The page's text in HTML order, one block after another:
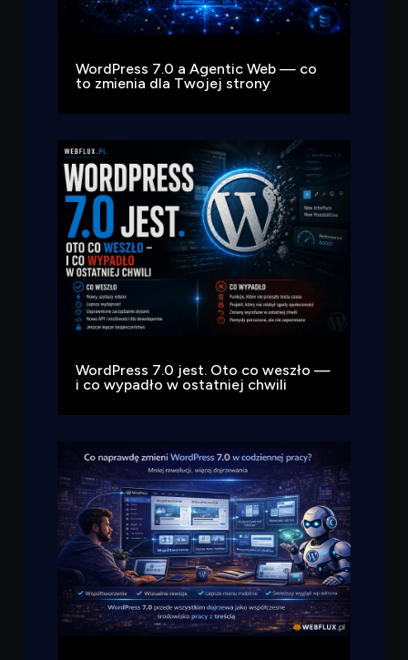
WordPress 7.0 a Agentic Web — co
to zmienia dla Twojej strony
WordPress 7.0 jest. Oto co weszło —
i co wypadło w ostatniej chwili